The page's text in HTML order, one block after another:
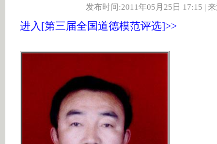
发布时间:2011年05月25日 17:15 |
进入[第三届全国道德模范评选]>>